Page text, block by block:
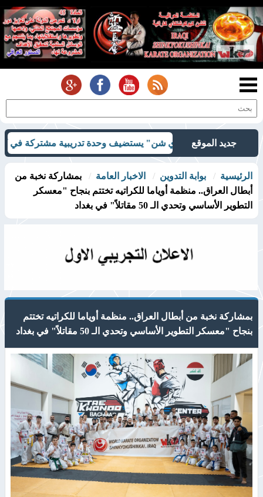
جديد الموقع
شن" يستضيف وحدة تدريبية مشتركة في كربلاء بحضور اللجنة المركزية
الرئيسية بوابة التدوين الاخبار العامة
بمشاركة نخبة من
أبطال العراق.. منظمة أوياما للكراتيه تختتم بنجاح "معسكر
التطوير الأساسي وتحدي الـ 50 مقاتلاً" في بغداد
بمشاركة نخبة من أبطال العراق.. منظمة أوياما للكراتيه تختتم
بنجاح "معسكر التطوير الأساسي وتحدي الـ 50 مقاتلاً" في بغداد